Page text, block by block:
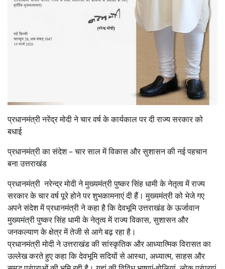
प्रधानमंत्री नरेंद्र मोदी ने चार वर्ष के कार्यकाल पर दी राज्य सरकार को
बधाई
प्रधानमंत्री का संदेश – चार साल में विकास और सुशासन की नई पहचान
बना उत्तराखंड
प्रधानमंत्री नरेन्द्र मोदी ने मुख्यमंत्री पुष्कर सिंह धामी के नेतृत्व में राज्य
सरकार के चार वर्ष पूरे होने पर शुभकामनाएं दी हैं। मुख्यमंत्री को भेजे गए
अपने संदेश में प्रधानमंत्री ने कहा है कि देवभूमि उत्तराखंड के ऊर्जावान
मुख्यमंत्री पुष्कर सिंह धामी के नेतृत्व में राज्य विकास, सुशासन और
जनकल्याण के क्षेत्र में तेजी से आगे बढ़ रहा है।
प्रधानमंत्री मोदी ने उत्तराखंड की सांस्कृतिक और आध्यात्मिक विरासत का
उल्लेख करते हुए कहा कि देवभूमि सदियों से आस्था, अध्यात्म, साहस और